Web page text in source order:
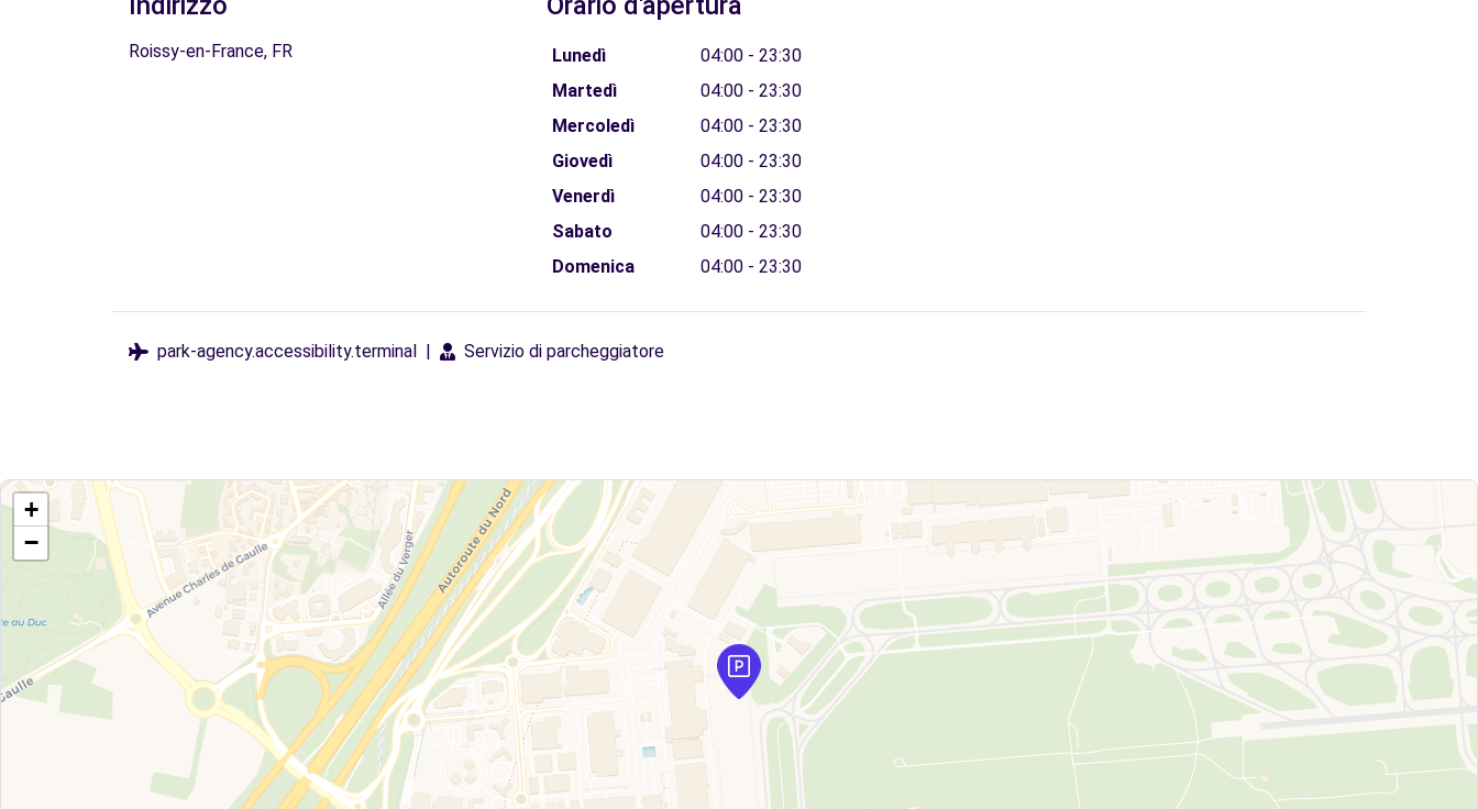
Roissy-en-France, FR Lunedì
04:00 - 23:30
Martedì
04:00 - 23:30
Mercoledì
04:00 - 23:30
Giovedì
04:00 - 23:30
Venerdì
04:00 - 23:30
Sabato
04:00 - 23:30
Domenica
04:00 - 23:30
park-agency.accessibility.terminal | Servizio di parcheggiatore
+
−